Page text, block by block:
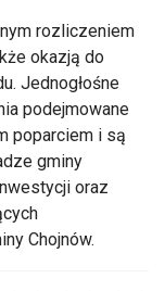
rozliczeniem
okazją do
Jednogłośne
podejmowane
poparciem i są
gminy
oraz
Chojnów.